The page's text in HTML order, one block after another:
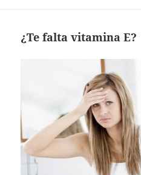
¿Te falta vitamina E?